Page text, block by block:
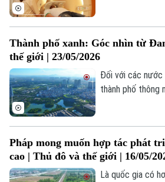
Thành phố xanh: Góc nhìn từ
thế giới | 23/05/2026
Đối với các nước
thành phố thông
giảm tác động
Pháp mong muốn hợp tác phát
cao | Thủ đô và thế giới | 16/05/
Là quốc gia có